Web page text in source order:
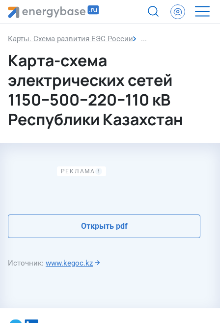
Карты. Схема развития ЕЭС России Карта-схема
Карта-схема
электрических сетей
1150−500−220−110 кВ
Республики Казахстан
Открыть pdf
Источник www.kegoc.kz